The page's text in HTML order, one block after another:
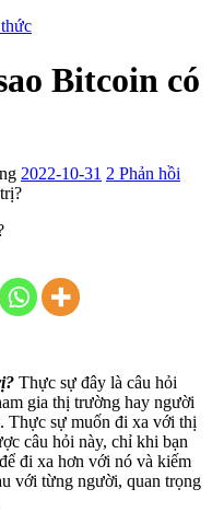
Bitcoin có
2022-10-31 2 Phản hồi
Thực sự đây là câu hỏi
gia thị trường hay người
Thực sự muốn đi xa với thị
câu hỏi này, chỉ khi bạn
đi xa hơn với nó và kiếm
với từng người, quan trọng